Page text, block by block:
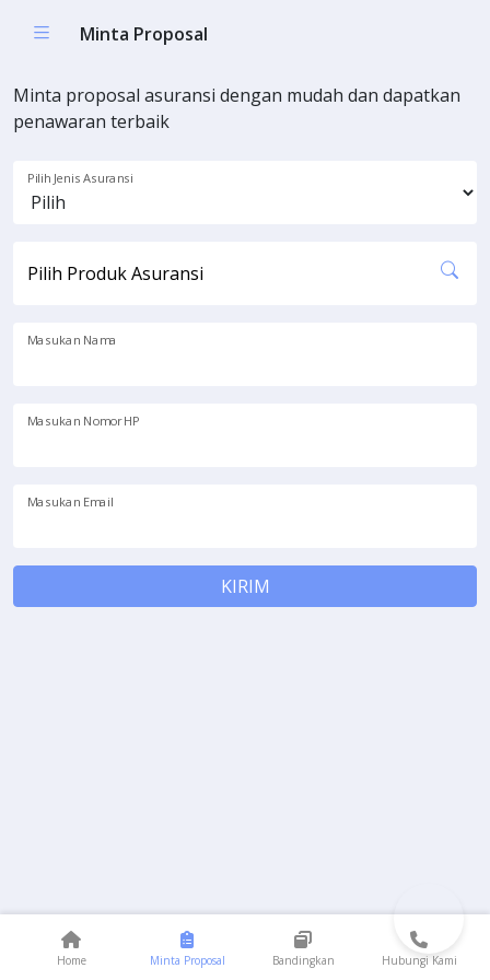
Minta Proposal
Minta proposal asuransi dengan mudah dan dapatkan
penawaran terbaik
Pilih Jenis Asuransi
Pilih Produk Asuransi
Masukan Nama
Masukan Nomor HP
Masukan Email
KIRIM
Home Minta Proposal Bandingkan Hubungi Kami